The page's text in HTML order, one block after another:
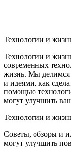
Технологии и
Технологии и
современных
жизнь. Мы делимся
и идеями, как
помощью
могут улучшить
Технологии и
Советы, обзоры и
могут улучшить